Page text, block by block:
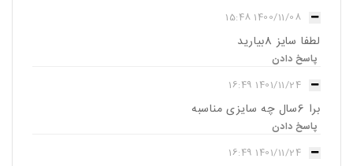
1400/11/08 15:48
لطفا سایز 8بیارید
پاسخ دادن
1401/11/24 16:49
برا 6سال چه سایزی مناسبه
پاسخ دادن
1401/11/24 16:49